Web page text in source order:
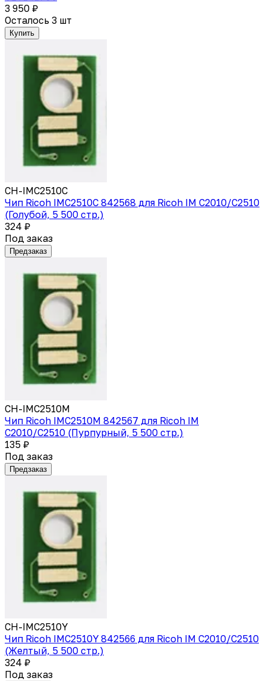
3 950 ₽
Осталось 3 шт
Купить
CH-IMC2510C
Чип Ricoh IMC2510C 842568 для Ricoh IM C2010/C2510
(Голубой, 5 500 стр.)
324 ₽
Под заказ
Предзаказ
CH-IMC2510M
Чип Ricoh IMC2510M 842567 для Ricoh IM
C2010/C2510 (Пурпурный, 5 500 стр.)
135 ₽
Под заказ
Предзаказ
CH-IMC2510Y
Чип Ricoh IMC2510Y 842566 для Ricoh IM C2010/C2510
(Желтый, 5 500 стр.)
324 ₽
Под заказ